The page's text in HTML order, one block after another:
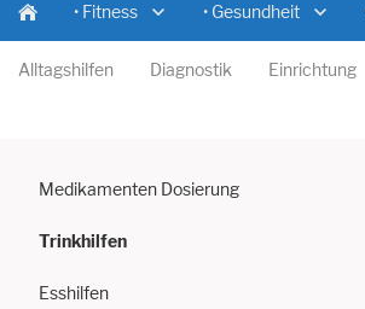
• Fitness • Gesundheit
Alltagshilfen Diagnostik Einrichtung
Medikamenten Dosierung
Trinkhilfen
Esshilfen